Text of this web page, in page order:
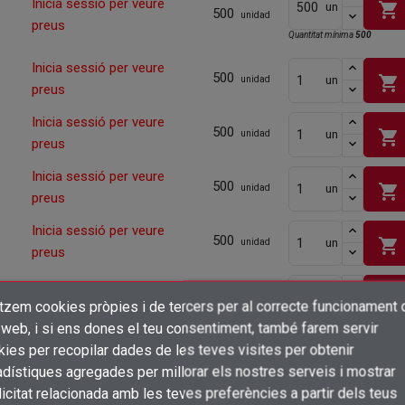
Afegir a la llista de desitjos×
Crear una llista de desitjos ×
Nom de la llista de desitjos
se
Cal que connecteu per a desar els productes a la vostra llista de desitjos.
cookies pròpies i de tercers per al correcte funcionament
i si ens dones el teu consentiment, també farem servir
per recopilar dades de les teves visites per obtenir
agregades per millorar els nostres serveis i mostrar
relacionada amb les teves preferències a partir dels teus
Inicia sessió per veure
preus
500 unidad
un shopping_cart
Quantitat mínima500
Inicia sessió per veure
preus
500 unidad un shopping_cart
Inicia sessió per veure
preus
500 unidad un shopping_cart
Inicia sessió per veure
preus
500 unidad un shopping_cart
Inicia sessió per veure
preus
500 unidad un shopping_cart
preus
500 unidad shopping_cart
Quantitat mínima200
Inicia sessió per veure
preus
500 unidad
un shopping_cart
Quantitat mínima500